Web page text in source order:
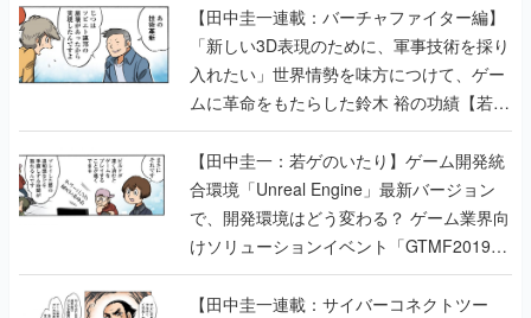
【田中圭一連載：バーチャファイター編】
「新しい3D表現のために、軍事技術を採り
入れたい」世界情勢を味方につけて、ゲー
ムに革命をもたらした鈴木 裕の功績【若ゲ
のいたり】
【田中圭一：若ゲのいたり】ゲーム開発統
合環境「Unreal Engine」最新バージョン
で、開発環境はどう変わる？ ゲーム業界向
けソリューションイベント「GTMF2019」
に行って、より理解を深めよう【PR】
【田中圭一連載：サイバーコネクトツー